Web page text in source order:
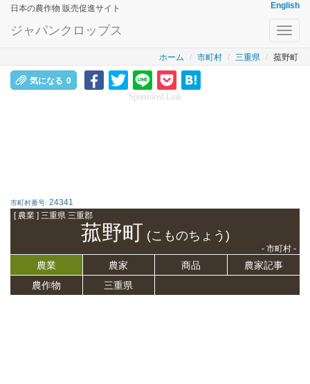
日本の農作物 販売促進サイト English
ジャパンクロップス
ホーム 市町村 三重県 菰野町
気になる 0
Sponsored Link
市町村番号: 24341
[ 農業 ] 三重県 三重郡
菰野町 (こものちょう)
- 市町村 -
農業 農家 商品
農家記事
農作物
三重県